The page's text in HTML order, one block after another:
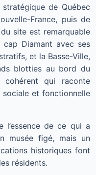
de Québec
France, puis de
du site est remarquable
Diamant avec ses
et la Basse-Ville,
blotties au bord du
cohérent qui raconte
sociale et fonctionnelle
l’essence de ce qui a
musée figé, mais un
historiques font
résidents.